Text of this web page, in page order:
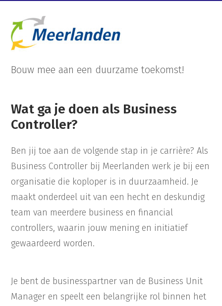
Bouw mee aan een duurzame toekomst!
Wat ga je doen als Business
Controller?
Ben jij toe aan de volgende stap in je carrière? Als
Business Controller bij Meerlanden werk je bij een
organisatie die koploper is in duurzaamheid. Je
maakt onderdeel uit van een hecht en deskundig
team van meerdere business en financial
controllers, waarin jouw mening en initiatief
gewaardeerd worden.
Je bent de businesspartner van de Business Unit
Manager en speelt een belangrijke rol binnen het